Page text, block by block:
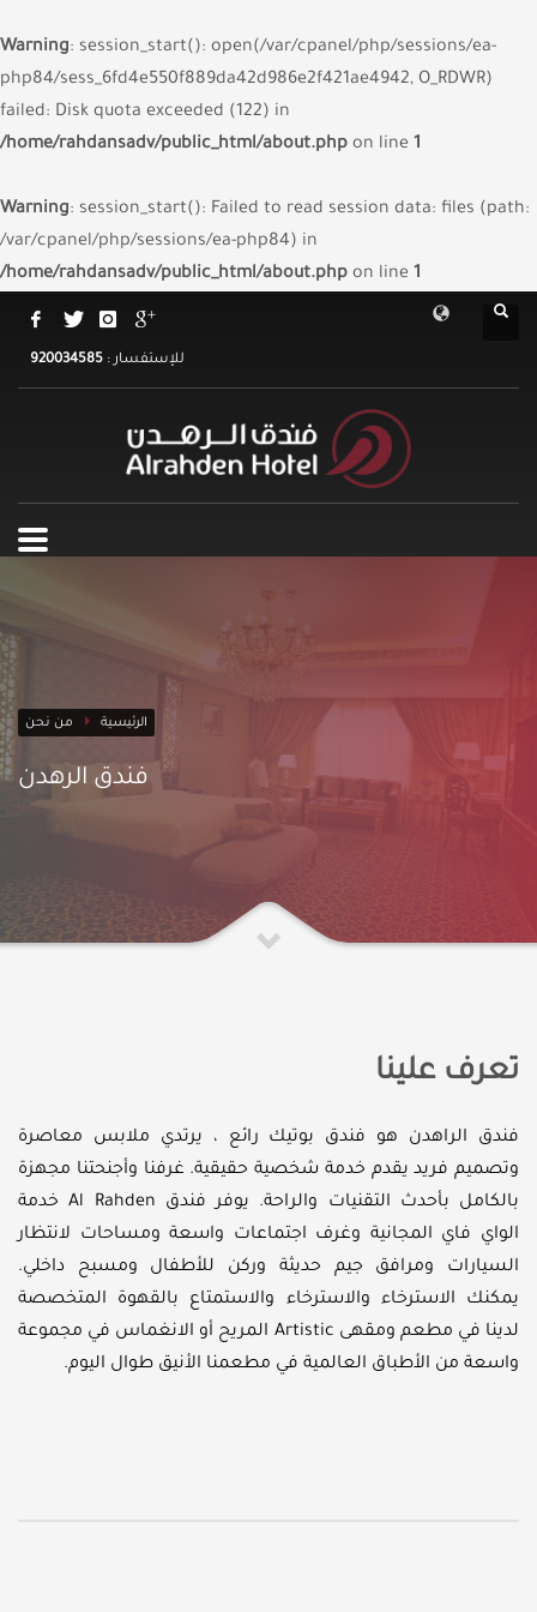
Warning: session_start(): open(/var/cpanel/php/sessions/ea-
php84/sess_6fd4e550f889da42d986e2f421ae4942, O_RDWR)
failed: Disk quota exceeded (122) in
/home/rahdansadv/public_html/about.php on line 1
Warning: session_start(): Failed to read session data: files (path:
/var/cpanel/php/sessions/ea-php84) in
/home/rahdansadv/public_html/about.php on line 1
للإستفسار : 920034585
الرئيسية من نحن
فندق الرهدن
تعرف علينا
فندق الراهدن هو فندق بوتيك رائع ، يرتدي ملابس معاصرة
وتصميم فريد يقدم خدمة شخصية حقيقية. غرفنا وأجنحتنا مجهزة
بالكامل بأحدث التقنيات والراحة. يوفر فندق Al Rahden خدمة
الواي فاي المجانية وغرف اجتماعات واسعة ومساحات لانتظار
السيارات ومرافق جيم حديثة وركن للأطفال ومسبح داخلي.
يمكنك الاسترخاء والاسترخاء والاستمتاع بالقهوة المتخصصة
لدينا في مطعم ومقهى Artistic المريح أو الانغماس في مجموعة
واسعة من الأطباق العالمية في مطعمنا الأنيق طوال اليوم.